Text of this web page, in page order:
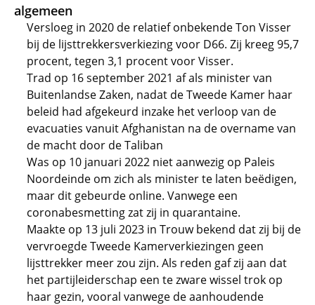
algemeen
Versloeg in 2020 de relatief onbekende Ton Visser
bij de lijsttrekkersverkiezing voor D66. Zij kreeg 95,7
procent, tegen 3,1 procent voor Visser.
Trad op 16 september 2021 af als minister van
Buitenlandse Zaken, nadat de Tweede Kamer haar
beleid had afgekeurd inzake het verloop van de
evacuaties vanuit Afghanistan na de overname van
de macht door de Taliban
Was op 10 januari 2022 niet aanwezig op Paleis
Noordeinde om zich als minister te laten beëdigen,
maar dit gebeurde online. Vanwege een
coronabesmetting zat zij in quarantaine.
Maakte op 13 juli 2023 in Trouw bekend dat zij bij de
vervroegde Tweede Kamerverkiezingen geen
lijsttrekker meer zou zijn. Als reden gaf zij aan dat
het partijleiderschap een te zware wissel trok op
haar gezin, vooral vanwege de aanhoudende